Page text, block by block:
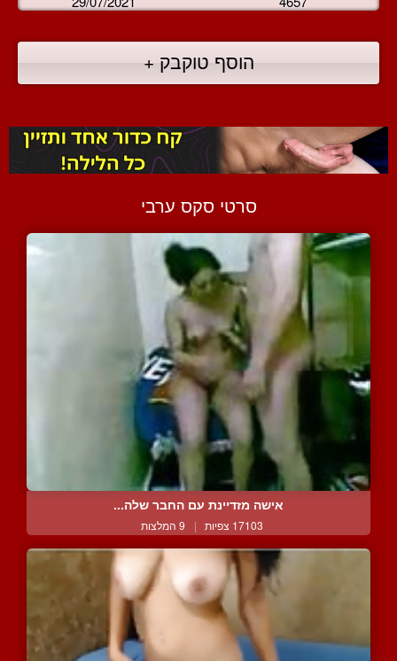
הוסף טוקבק +
סרטי סקס ערבי
אישה מזדיינת עם החבר שלה...
17103 צפיות | 9 המלצות